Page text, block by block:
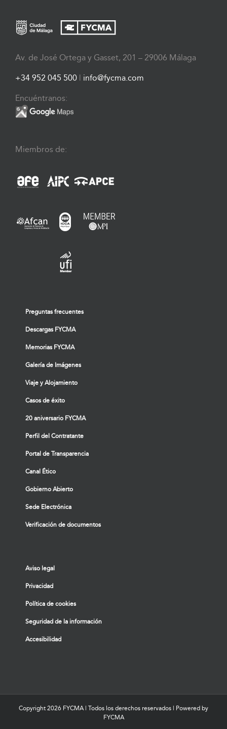
Av. de José Ortega y Gasset, 201 – 29006 Málaga
+34 952 045 500 info@fycma.com
Encuéntranos:
Miembros de:
Preguntas frecuentes
Descargas FYCMA
Memorias FYCMA
Galería de Imágenes
Viaje y Alojamiento
Casos de éxito
20 aniversario FYCMA
Perfil del Contratante
Portal de Transparencia
Canal Ético
Gobierno Abierto
Sede Electrónica
Verificación de documentos
Aviso legal
Privacidad
Política de cookies
Seguridad de la información
Accesibilidad
Copyright 2026 FYCMA | Todos los derechos reservados | Powered by
FYCMA